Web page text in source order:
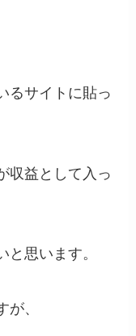
るサイトに貼っ
収益として入っ
思います。
、